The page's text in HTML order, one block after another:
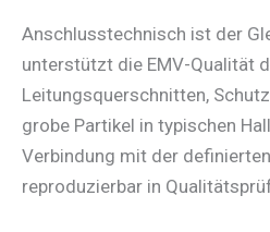
Anschlusstechnisch ist der
unterstützt die EMV-Qualität
Leitungsquerschnitten,
grobe Partikel in typischen
Verbindung mit der
reproduzierbar in